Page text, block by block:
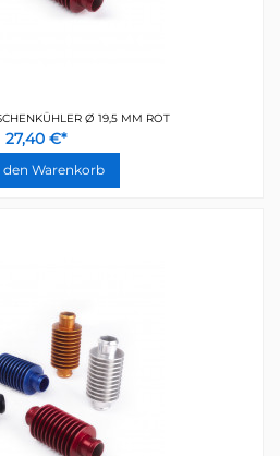
Ø 19,5 MM ROT
27,40 €*
den Warenkorb